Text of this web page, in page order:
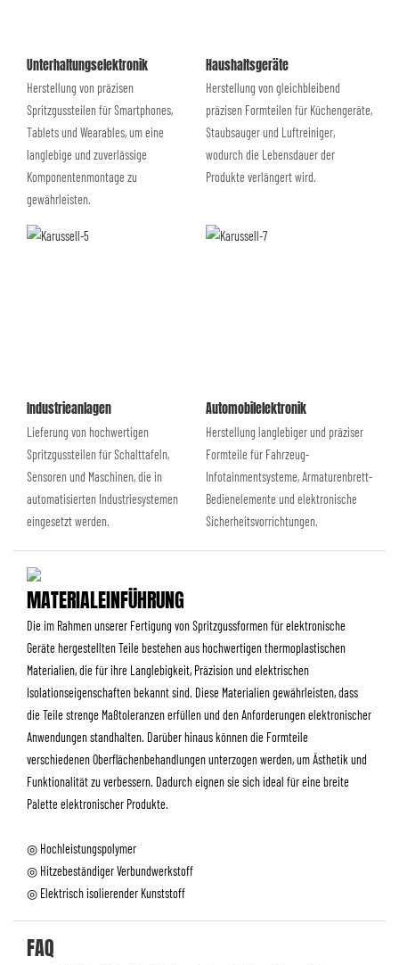
Unterhaltungselektronik
Herstellung von präzisen
Spritzgussteilen für Smartphones,
Tablets und Wearables, um eine
langlebige und zuverlässige
Komponentenmontage zu
gewährleisten.
Haushaltsgeräte
Herstellung von gleichbleibend
präzisen Formteilen für Küchengeräte,
Staubsauger und Luftreiniger,
wodurch die Lebensdauer der
Produkte verlängert wird.
Industrieanlagen
Lieferung von hochwertigen
Spritzgussteilen für Schalttafeln,
Sensoren und Maschinen, die in
automatisierten Industriesystemen
eingesetzt werden.
Automobilelektronik
Herstellung langlebiger und präziser
Formteile für Fahrzeug-
Infotainmentsysteme, Armaturenbrett-
Bedienelemente und elektronische
Sicherheitsvorrichtungen.
MATERIALEINFÜHRUNG
Die im Rahmen unserer Fertigung von Spritzgussformen für elektronische
Geräte hergestellten Teile bestehen aus hochwertigen thermoplastischen
Materialien, die für ihre Langlebigkeit, Präzision und elektrischen
Isolationseigenschaften bekannt sind. Diese Materialien gewährleisten, dass
die Teile strenge Maßtoleranzen erfüllen und den Anforderungen elektronischer
Anwendungen standhalten. Darüber hinaus können die Formteile
verschiedenen Oberflächenbehandlungen unterzogen werden, um Ästhetik und
Funktionalität zu verbessern. Dadurch eignen sie sich ideal für eine breite
Palette elektronischer Produkte.
◎ Hochleistungspolymer
◎ Hitzebeständiger Verbundwerkstoff
◎ Elektrisch isolierender Kunststoff
FAQ